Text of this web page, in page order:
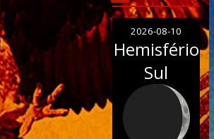
2026-08-10
Hemisfério
Sul